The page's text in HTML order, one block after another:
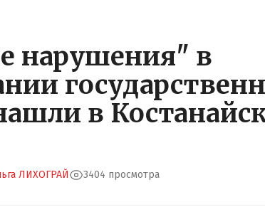
нарушения" в
в
ЛИХОГРАЙ 3404 просмотра